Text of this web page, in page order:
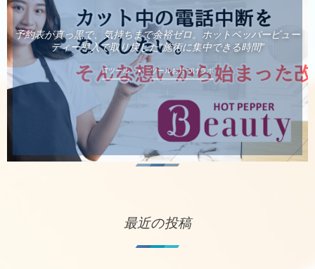
予約表が真っ黒で、気持ちまで余裕ゼロ。ホットペッパービュー
ティー導入で取り戻した“施術に集中できる時間”
ITツール ツールお片づけラボ
最近の投稿